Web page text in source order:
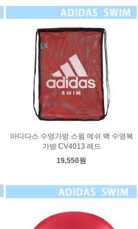
아디다스 수영가방 스윔 메쉬 백 수영복
가방 CV4013 레드
19,550원